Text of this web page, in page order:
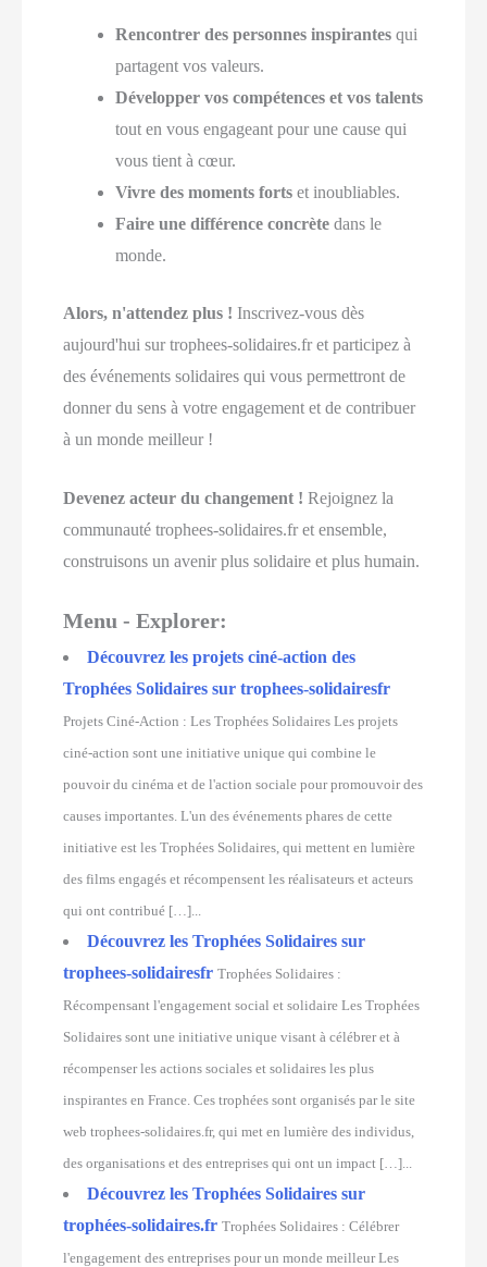
Rencontrer des personnes inspirantes qui
partagent vos valeurs.
Développer vos compétences et vos talents
tout en vous engageant pour une cause qui
vous tient à cœur.
Vivre des moments forts et inoubliables.
Faire une différence concrète dans le
monde.
Alors, n'attendez plus ! Inscrivez-vous dès
aujourd'hui sur trophees-solidaires.fr et participez à
des événements solidaires qui vous permettront de
donner du sens à votre engagement et de contribuer
à un monde meilleur !
Devenez acteur du changement ! Rejoignez la
communauté trophees-solidaires.fr et ensemble,
construisons un avenir plus solidaire et plus humain.
Menu - Explorer:
Découvrez les projets ciné-action des
Trophées Solidaires sur trophees-solidairesfr
Projets Ciné-Action : Les Trophées Solidaires Les projets
ciné-action sont une initiative unique qui combine le
pouvoir du cinéma et de l'action sociale pour promouvoir des
causes importantes. L'un des événements phares de cette
initiative est les Trophées Solidaires, qui mettent en lumière
des films engagés et récompensent les réalisateurs et acteurs
qui ont contribué […]...
Découvrez les Trophées Solidaires sur
trophees-solidairesfr Trophées Solidaires :
Récompensant l'engagement social et solidaire Les Trophées
Solidaires sont une initiative unique visant à célébrer et à
récompenser les actions sociales et solidaires les plus
inspirantes en France. Ces trophées sont organisés par le site
web trophees-solidaires.fr, qui met en lumière des individus,
des organisations et des entreprises qui ont un impact […]...
Découvrez les Trophées Solidaires sur
trophées-solidaires.fr Trophées Solidaires : Célébrer
l'engagement des entreprises pour un monde meilleur Les